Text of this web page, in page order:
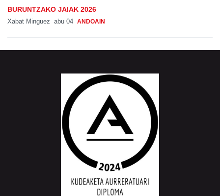
BURUNTZAKO JAIAK 2026
Xabat Minguez abu 04 ANDOAIN